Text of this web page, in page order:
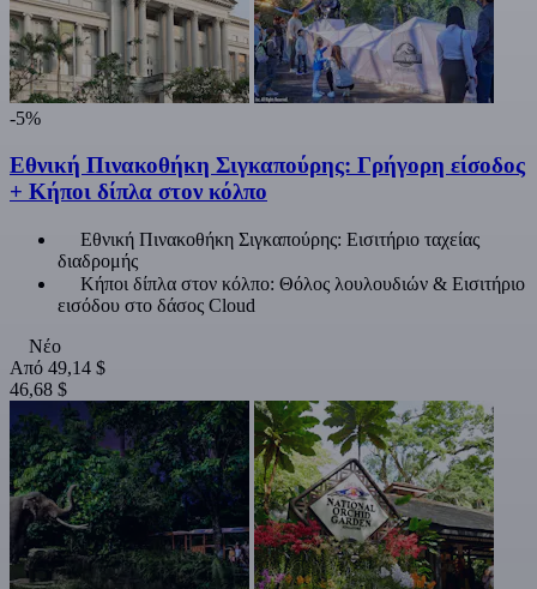
-5%
Εθνική Πινακοθήκη Σιγκαπούρης: Γρήγορη είσοδος
+ Κήποι δίπλα στον κόλπο
Εθνική Πινακοθήκη Σιγκαπούρης: Εισιτήριο ταχείας
διαδρομής
Κήποι δίπλα στον κόλπο: Θόλος λουλουδιών & Εισιτήριο
εισόδου στο δάσος Cloud
Νέο
Από 49,14 $
46,68 $